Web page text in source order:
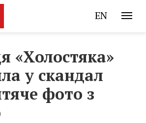
EN
«Холостяка»
у скандал
фото з